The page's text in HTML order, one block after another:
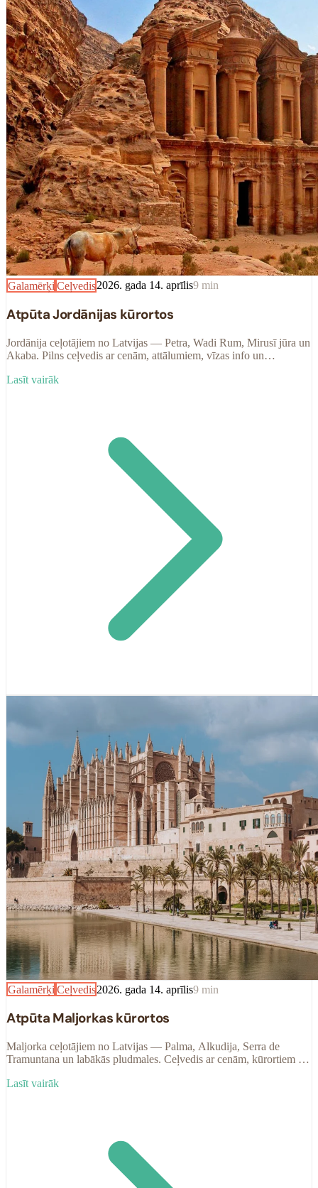
Galamērķi Ceļvedis2026. gada 14. aprīlis9 min
Atpūta Jordānijas kūrortos
Jordānija ceļotājiem no Latvijas — Petra, Wadi Rum, Mirusī jūra un
Akaba. Pilns ceļvedis ar cenām, attālumiem, vīzas info un
Lasīt vairāk
Galamērķi Ceļvedis2026. gada 14. aprīlis9 min
Atpūta Maljorkas kūrortos
Maljorka ceļotājiem no Latvijas — Palma, Alkudija, Serra de
Tramuntana un labākās pludmales. Ceļvedis ar cenām, kūrortiem un
Lasīt vairāk